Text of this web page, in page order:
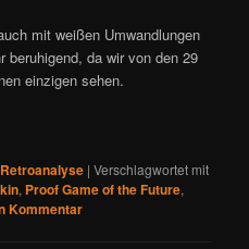
mit weißen Umwandlungen
beruhigend, da wir von den 29
einzigen sehen.
Retroanalyse |Verschlagwortet mit
, Proof Game of the Future,
Kommentar